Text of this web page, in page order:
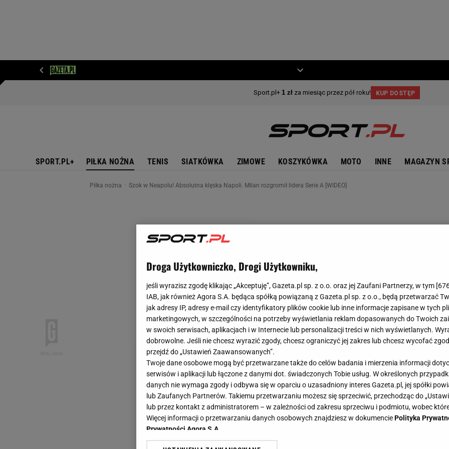
SPORT.PL+ PIŁKA NOŻNA TENIS SIATKÓWKA ZIMOWE KOSZYKÓWKA MOTO INNE MAGAZYN
Piłka nożna Szok w Neapolu! Absolutna klęska Napoli. Milan rozgromił lidera Serie A [WIDEO]
Droga Użytkowniczko, Drogi Użytkowniku,
jeśli wyrazisz zgodę klikając „Akceptuję”, Gazeta.pl sp. z o.o. oraz jej Zaufani Partnerzy, w tym [
IAB, jak również Agora S.A. będąca spółką powiązaną z Gazeta.pl sp. z o.o., będą przetwarzać
jak adresy IP, adresy e-mail czy identyfikatory plików cookie lub inne informacje zapisane w tych
marketingowych, w szczególności na potrzeby wyświetlania reklam dopasowanych do Twoich
w swoich serwisach, aplikacjach i w Internecie lub personalizacji treści w nich wyświetlanych.
dobrowolne. Jeśli nie chcesz wyrazić zgody, chcesz ograniczyć jej zakres lub chcesz wycofać
przejdź do „Ustawień Zaawansowanych”.
Twoje dane osobowe mogą być przetwarzane także do celów badania i mierzenia informacji
serwisów i aplikacji lub łączone z danymi dot. świadczonych Tobie usług. W określonych
danych nie wymaga zgody i odbywa się w oparciu o uzasadniony interes Gazeta.pl, jej spółki
lub Zaufanych Partnerów. Takiemu przetwarzaniu możesz się sprzeciwić, przechodząc do
lub przez kontakt z administratorem – w zależności od zakresu sprzeciwu i podmiotu, wobec
Więcej informacji o przetwarzaniu danych osobowych znajdziesz w dokumenciePolityka
Prywatności Agora S.A.